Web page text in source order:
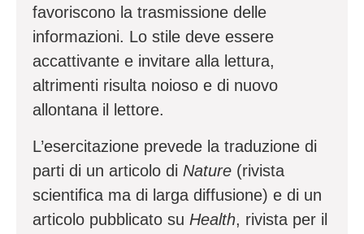
favoriscono la trasmissione delle
informazioni. Lo stile deve essere
accattivante e invitare alla lettura,
altrimenti risulta noioso e di nuovo
allontana il lettore.
L’esercitazione prevede la traduzione di
parti di un articolo di Nature (rivista
scientifica ma di larga diffusione) e di un
articolo pubblicato su Health, rivista per il